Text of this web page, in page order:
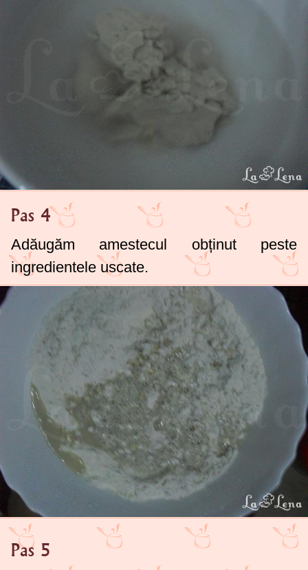
Pas 4
Adăugăm amestecul obținut peste
ingredientele uscate.
Pas 5